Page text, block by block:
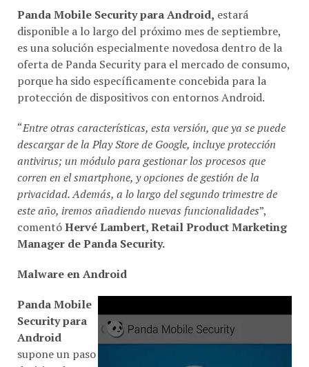
Panda Mobile Security para Android,
estará
disponible a lo largo del próximo mes de septiembre,
es una solución especialmente novedosa dentro de la
oferta de Panda Security para el mercado de consumo,
porque ha sido específicamente concebida para la
protección de dispositivos con entornos Android.
“Entre otras características, esta versión, que ya se puede
descargar de la Play Store de Google, incluye protección
antivirus; un módulo para gestionar los procesos que
corren en el smartphone, y opciones de gestión de la
privacidad. Además, a lo largo del segundo trimestre de
este año, iremos añadiendo nuevas funcionalidades ”,
comentó Hervé Lambert, Retail Product Marketing
Manager de Panda Security.
Malware en Android
Panda Mobile
Security para
Android